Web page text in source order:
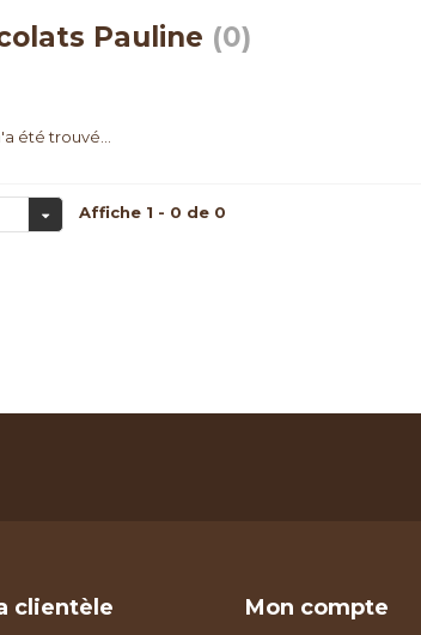
Pauline (0)
été trouvé...
Affiche 1 - 0 de 0
clientèle Mon compte